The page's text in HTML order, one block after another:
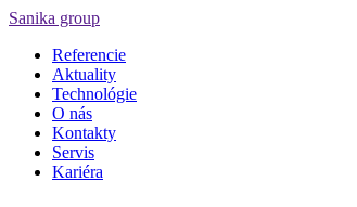
Sanika group
Referencie
Aktuality
Technológie
O nás
Kontakty
Servis
Kariéra